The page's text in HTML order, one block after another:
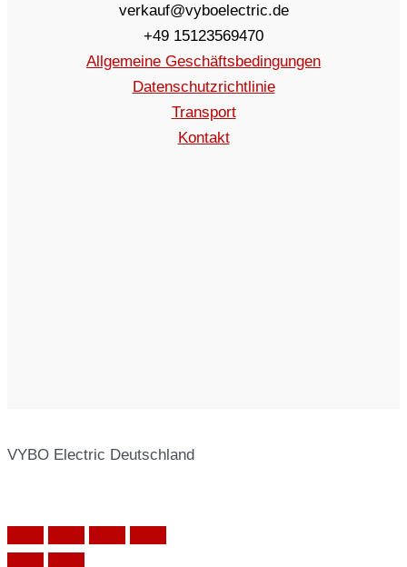
verkauf@vyboelectric.de
+49 15123569470
Allgemeine Geschäftsbedingungen
Datenschutzrichtlinie
Transport
Kontakt
VYBO Electric Deutschland